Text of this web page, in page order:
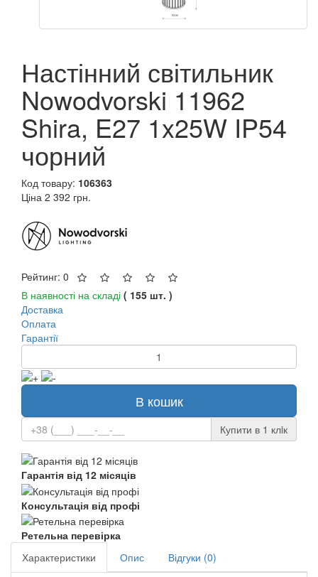
Настінний світильник
Nowodvorski 11962
Shira, E27 1x25W IP54
чорний
Код товару: 106363
Ціна 2 392 грн.
Рейтинг: 0
В наявності на складі ( 155 шт. )
Доставка
Оплата
Гарантії
В кошик
Купити в 1 клiк
Гарантія від 12 місяців
Консультація від профі
Ретельна перевірка
Характеристики
Опис
Відгуки (0)